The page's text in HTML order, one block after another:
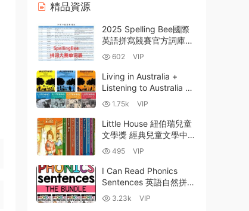
精品資源
2025 Spelling Bee國際
英語拼寫競賽官方詞庫
+分級詞彙+真題詳解
PDF電子版資源百度網盤
下載
602 VIP
Living in Australia +
Listening to Australia 澳
洲生活+留學澳洲英語聽
力必備教材全7冊PDF
MP3音頻 百度網盤
1.75k VIP
Little House 紐伯瑞兒童
文學獎 經典兒童文學中章
書《小木屋系列》全9部
PDF電子版+MP3音頻資
源網盤下載
495 VIP
I Can Read Phonics
Sentences 英語自然拼讀
句子練習冊 高清PDF 百
度網盤下載-60MB
3.23k VIP